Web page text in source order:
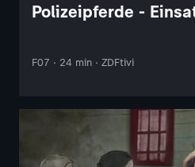
Polizeipferde -
F07 · 24 min · ZDFtivi